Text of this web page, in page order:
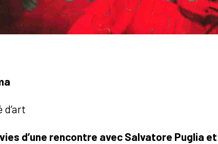
d’une rencontre avec Salvatore Puglia et